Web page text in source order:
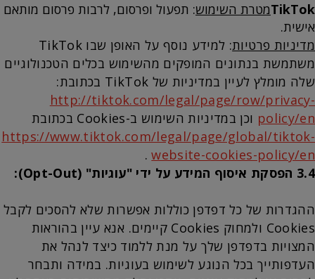
TikTokמטרת השימוש: תפעול ופרסום, לרבות פרסום מותאם
אישית.
מדיניות פרטיות
: למידע נוסף על האופן שבו TikTok
משתמשת בנתונים המופקים מהשימוש בכלים הטכנולוגיים
שלה מומלץ לעיין במדיניות של TikTok בכתובת:
http://tiktok.com/legal/page/row/privacy-
policy/en וכן במדיניות השימוש ב-Cookies בכתובת
https://www.tiktok.com/legal/page/global/tiktok-
website-cookies-policy/en
.
3.4 הפסקת איסוף המידע על ידי "עוגיות" (Opt-Out):
ההגדרות של כל דפדפן כוללות אפשרות שלא להסכים לקבל
Cookies ולמחוק Cookies קיימים. אנא עיין בהוראות
המצויות בדפדפן שלך על מנת ללמוד כיצד לנהל את
העדפותייך בכל הנוגע לשימוש בעוגיות. במידה ותבחר